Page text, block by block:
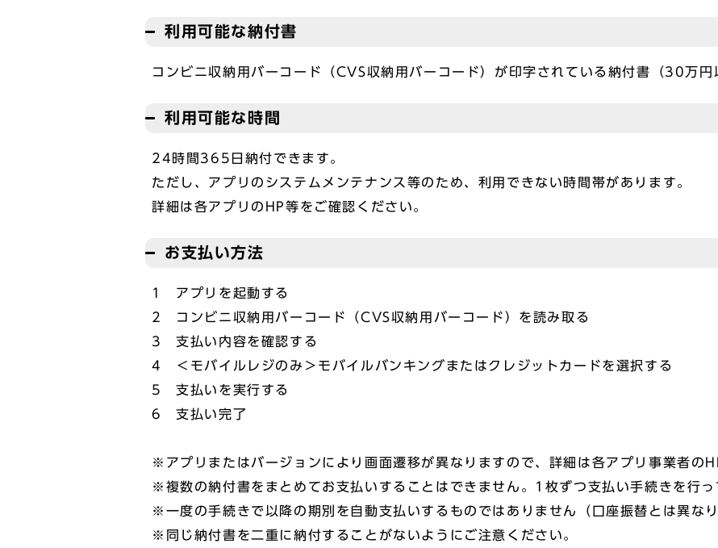
利用可能な納付書
コンビニ収納用バーコード（CVS収納用バーコード）が印字されている納付書（30万円
利用可能な時間
24時間365日納付できます。
ただし、アプリのシステムメンテナンス等のため、利用できない時間帯があります。
詳細は各アプリのHP等をご確認ください。
お支払い方法
1 アプリを起動する
2 コンビニ収納用バーコード（CVS収納用バーコード）を読み取る
3 支払い内容を確認する
4 ＜モバイルレジのみ＞モバイルバンキングまたはクレジットカードを選択する
5 支払いを実行する
6 支払い完了
※アプリまたはバージョンにより画面遷移が異なりますので、詳細は各アプリ事業者の
※複数の納付書をまとめてお支払いすることはできません。1枚ずつ支払い手続きを行っ
※一度の手続きで以降の期別を自動支払いするものではありません（口座振替とは異なり
※同じ納付書を二重に納付することがないようにご注意ください。